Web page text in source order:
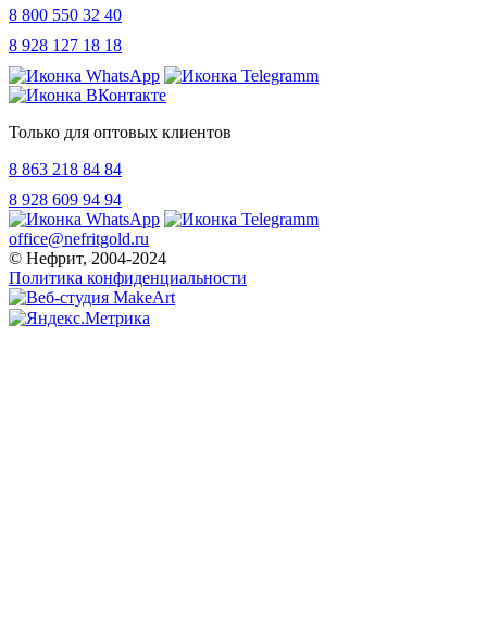
8 800 550 32 40
8 928 127 18 18
Только для оптовых клиентов
8 863 218 84 84
8 928 609 94 94
office@nefritgold.ru
© Нефрит, 2004-2024
Политика конфиденциальности